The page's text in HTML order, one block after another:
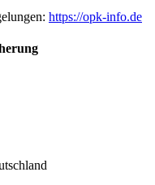
https://opk-info.de